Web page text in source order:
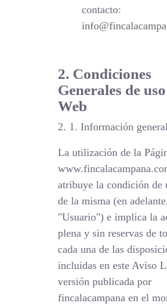
contacto:
2. Condiciones
Generales de
Web
2. 1. Información
La utilización de la
atribuye la condición de
de la misma (en
"Usuario") e implica la
plena y sin reservas de
cada una de las
incluidas en este Aviso
versión publicada por
fincalacampana en el